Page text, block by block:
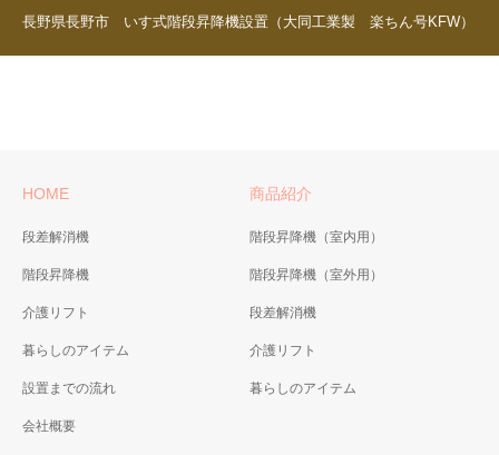
長野県長野市 いす式階段昇降機設置（大同工業製 楽ちん号KFW）
HOME
段差解消機
階段昇降機
介護リフト
暮らしのアイテム
設置までの流れ
会社概要
商品紹介
階段昇降機（室内用）
階段昇降機（室外用）
段差解消機
介護リフト
暮らしのアイテム